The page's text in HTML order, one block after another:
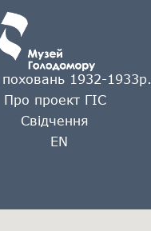
1932-1933р.
Про проект ГІС
Свідчення
EN